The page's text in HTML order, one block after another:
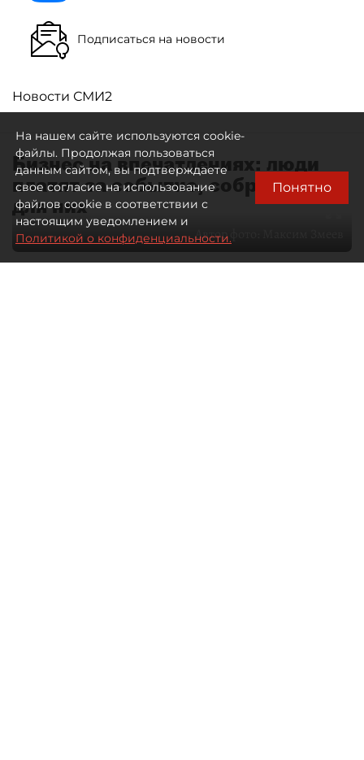
Подписаться на новости
Новости СМИ2
Бизнес на впечатлениях: люди
платят за событие, собранное
для них
Автор фото:
На нашем сайте используются cookie-
файлы. Продолжая пользоваться
данным сайтом, вы подтверждаете
свое согласие на использование
файлов cookie в соответствии с
настоящим уведомлением и
Политикой о конфиденциальности.
Понятно